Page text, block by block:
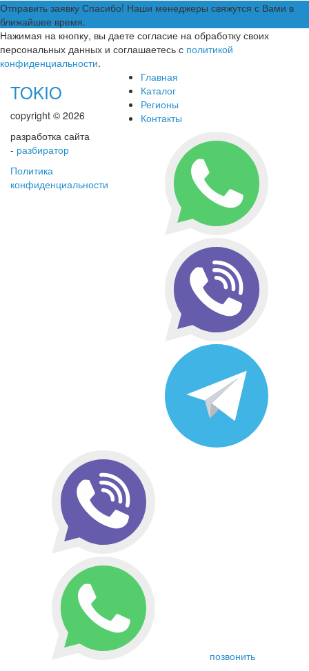
Отправить заявку Спасибо! Наши менеджеры свяжутся с Вами в
ближайшее время.
Нажимая на кнопку, вы даете согласие на обработку своих
персональных данных и соглашаетесь с политикой
конфиденциальности.
TOKIO
copyright © 2026
разработка сайта
- разбиратор
Политика
конфиденциальности
Главная
Каталог
Регионы
Контакты
позвонить